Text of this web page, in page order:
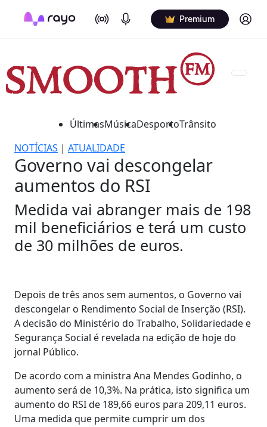
On Air Podcasts Premium Log in
ÚltimasMúsicaDesportoTrânsito
NOTÍCIAS | ATUALIDADE
Governo vai descongelar
aumentos do RSI
Medida vai abranger mais de 198
mil beneficiários e terá um custo
de 30 milhões de euros.
Depois de três anos sem aumentos, o Governo vai
descongelar o Rendimento Social de Inserção (RSI).
A decisão do Ministério do Trabalho, Solidariedade e
Segurança Social é revelada na edição de hoje do
jornal Público.
De acordo com a ministra Ana Mendes Godinho, o
aumento será de 10,3%. Na prática, isto significa um
aumento do RSI de 189,66 euros para 209,11 euros.
Uma medida que permite cumprir um dos